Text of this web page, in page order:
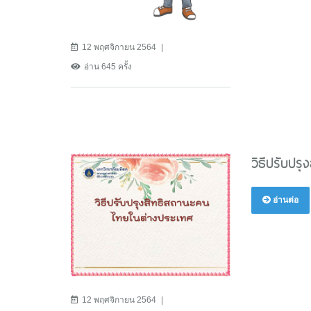
12 พฤศจิกายน 2564
อ่าน 645 ครั้ง
12 พฤศจิกายน 2564
วิธีปรับปรุ
อ่านต่อ